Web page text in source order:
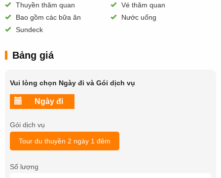
Thuyền thăm quan
Vé thăm quan
Bao gồm các bữa ăn
Nước uống
Sundeck
Bảng giá
Vui lòng chọn Ngày đi và Gói dịch vụ
Gói dịch vụ
Tour du thuyền 2 ngày 1 đêm
Số lượng